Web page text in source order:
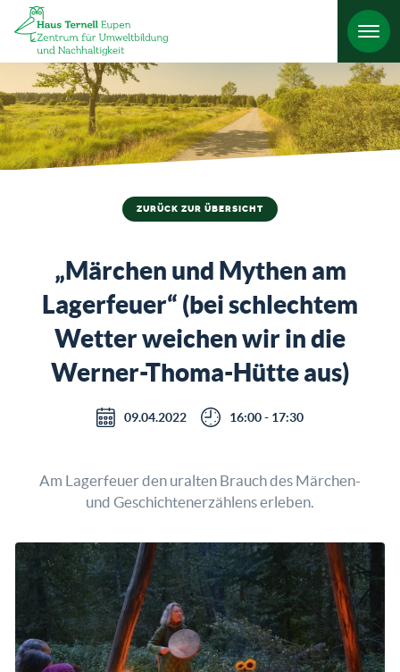
ZURÜCK ZUR ÜBERSICHT
„Märchen und Mythen am
Lagerfeuer“ (bei schlechtem
Wetter weichen wir in die
Werner-Thoma-Hütte aus)
09.04.2022 16:00 - 17:30
Am Lagerfeuer den uralten Brauch des Märchen-
und Geschichtenerzählens erleben.